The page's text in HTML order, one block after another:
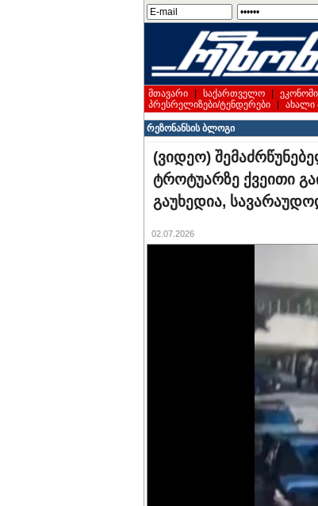
მთავარი საქართველო
პრესრელიზები/ტენდერები
ახალი
რეზონანსის ბლოგი
(ვიდეო)
ტროტუარზე ქვეითი
გაუხედია,
02.07.2026